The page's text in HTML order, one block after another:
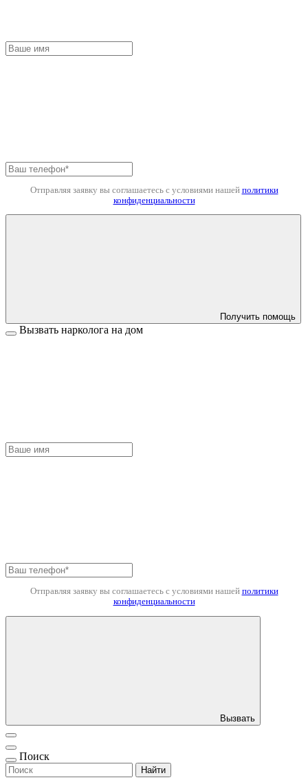
Отправляя заявку вы соглашаетесь с условиями нашей политики
конфиденциальности
Получить помощь
Вызвать нарколога на дом
Отправляя заявку вы соглашаетесь с условиями нашей политики
конфиденциальности
Вызвать
Поиск
Найти